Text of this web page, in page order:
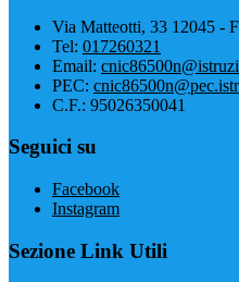
Via Matteotti, 33 12045 -
Tel: 017260321
Email:
PEC:
C.F.: 95026350041
Seguici su
Facebook
Instagram
Sezione Link Utili